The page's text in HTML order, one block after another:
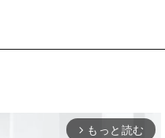
arrow_forward_ios もっと読む